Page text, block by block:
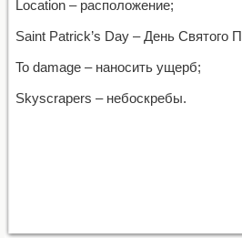
Location – расположение;
Saint Patrick’s Day – День Святого
To damage – наносить ущерб;
Skyscrapers – небоскребы.